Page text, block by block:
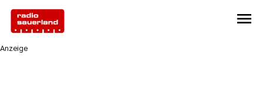
menu
Anzeige